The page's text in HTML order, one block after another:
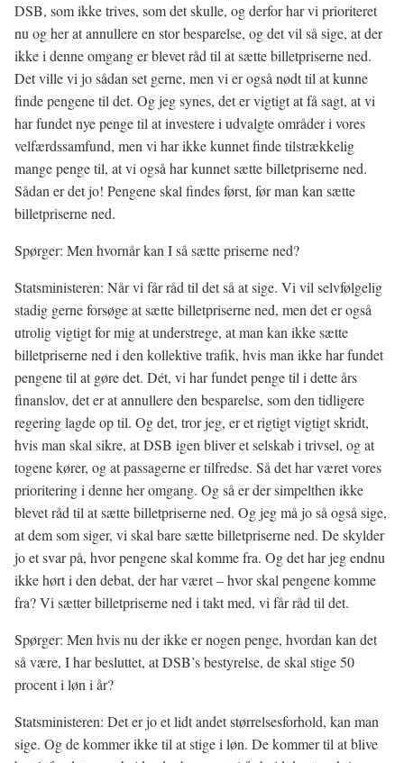
DSB, som ikke trives, som det skulle, og derfor har vi prioriteret
nu og her at annullere en stor besparelse, og det vil så sige, at der
ikke i denne omgang er blevet råd til at sætte billetpriserne ned.
Det ville vi jo sådan set gerne, men vi er også nødt til at kunne
finde pengene til det. Og jeg synes, det er vigtigt at få sagt, at vi
har fundet nye penge til at investere i udvalgte områder i vores
velfærdssamfund, men vi har ikke kunnet finde tilstrækkelig
mange penge til, at vi også har kunnet sætte billetpriserne ned.
Sådan er det jo! Pengene skal findes først, før man kan sætte
billetpriserne ned.
Spørger: Men hvornår kan I så sætte priserne ned?
Statsministeren: Når vi får råd til det så at sige. Vi vil selvfølgelig
stadig gerne forsøge at sætte billetpriserne ned, men det er også
utrolig vigtigt for mig at understrege, at man kan ikke sætte
billetpriserne ned i den kollektive trafik, hvis man ikke har fundet
pengene til at gøre det. Dét, vi har fundet penge til i dette års
finanslov, det er at annullere den besparelse, som den tidligere
regering lagde op til. Og det, tror jeg, er et rigtigt vigtigt skridt,
hvis man skal sikre, at DSB igen bliver et selskab i trivsel, og at
togene kører, og at passagerne er tilfredse. Så det har været vores
prioritering i denne her omgang. Og så er der simpelthen ikke
blevet råd til at sætte billetpriserne ned. Og jeg må jo så også sige,
at dem som siger, vi skal bare sætte billetpriserne ned. De skylder
jo et svar på, hvor pengene skal komme fra. Og det har jeg endnu
ikke hørt i den debat, der har været – hvor skal pengene komme
fra? Vi sætter billetpriserne ned i takt med, vi får råd til det.
Spørger: Men hvis nu der ikke er nogen penge, hvordan kan det
så være, I har besluttet, at DSB’s bestyrelse, de skal stige 50
procent i løn i år?
Statsministeren: Det er jo et lidt andet størrelsesforhold, kan man
sige. Og de kommer ikke til at stige i løn. De kommer til at blive